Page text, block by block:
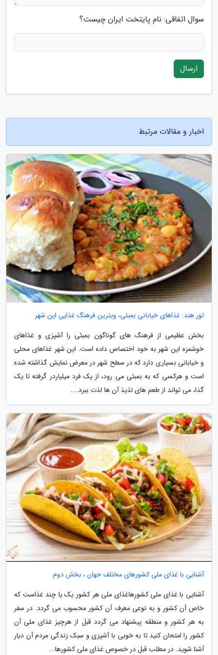
سوال اتفاقی: نام پایتخت ایران چیست؟
ارسال
اخبار و مقالات مرتبط
تور هند: غذاهای خیابانی بمبئی، ویترین فرهنگ غذایی این شهر
بخش عظیمی از فرهنگ های گوناگون بمبئی را آشپزی و غذاهای
خوشمزه این شهر به خود اختصاص داده است. این شهر غذاهای محلی
و خیابانی بسیاری دارد که در سطح شهر در معرض نمایش گذاشته شده
است و هرکسی که به بمبئی می رود، از یک فرد میلیاردر گرفته تا یک
گدا، می تواند از طعم های لذیذ آن ها لذت ببرد....
آشنایی با غذای ملی کشورهای مختلف جهان ، بخش دوم
آشنایی با غذای ملی کشورهاغذای ملی هر کشور یک یا چند غذاست که
خاص آن کشور و به نوعی معرف آن کشور محسوب می گردد. در سفر
به هر کشور و منطقه پیشنهاد می گردد قبل از هرچیز غذای ملی آن
کشور را امتحان کنید تا به خوبی با آشپزی و سبک زندگی مردم آن دیار
آشنا شوید. در مطلب قبل در خصوص غذای ملی کشورها...